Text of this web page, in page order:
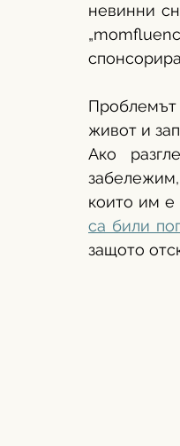
невинни
Проблемът
живот и
Ако
които им е
са били
защото